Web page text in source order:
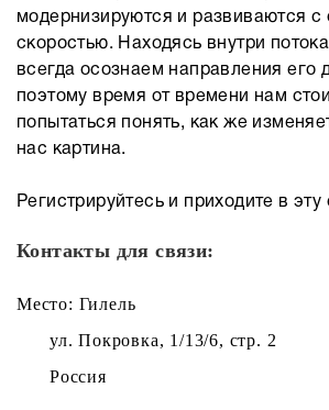
модернизируются и развиваются с
скоростью. Находясь внутри
всегда осознаем направления его
поэтому время от времени нам
попытаться понять, как же
нас картина.
Регистрируйтесь и приходите в эту
Контакты для связи:
Место: Гилель
ул. Покровка, 1/13/6, стр. 2
Россия